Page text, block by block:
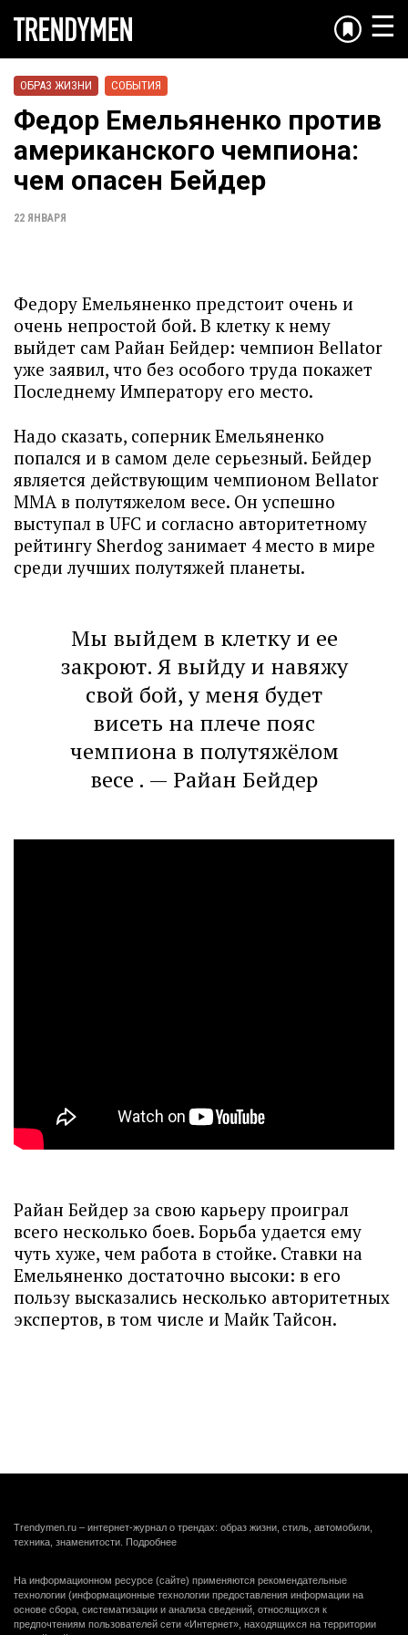
☰
ОБРАЗ ЖИЗНИ СОБЫТИЯ
Федор Емельяненко против
американского чемпиона:
чем опасен Бейдер
22 ЯНВАРЯ
Федору Емельяненко предстоит очень и
очень непростой бой. В клетку к нему
выйдет сам Райан Бейдер: чемпион Bellator
уже заявил, что без особого труда покажет
Последнему Императору его место.
Надо сказать, соперник Емельяненко
попался и в самом деле серьезный. Бейдер
является действующим чемпионом Bellator
ММА в полутяжелом весе. Он успешно
выступал в UFC и согласно авторитетному
рейтингу Sherdog занимает 4 место в мире
среди лучших полутяжей планеты.
Мы выйдем в клетку и ее
закроют. Я выйду и навяжу
свой бой, у меня будет
висеть на плече пояс
чемпиона в полутяжёлом
весе . — Райан Бейдер
Райан Бейдер за свою карьеру проиграл
всего несколько боев. Борьба удается ему
чуть хуже, чем работа в стойке. Ставки на
Емельяненко достаточно высоки: в его
пользу высказались несколько авторитетных
экспертов, в том числе и Майк Тайсон.
Trendymen.ru – интернет-журнал о трендах: образ жизни, стиль, автомобили,
техника, знаменитости. Подробнее
На информационном ресурсе (сайте) применяются рекомендательные
технологии (информационные технологии предоставления информации на
основе сбора, систематизации и анализа сведений, относящихся к
предпочтениям пользователей сети «Интернет», находящихся на территории